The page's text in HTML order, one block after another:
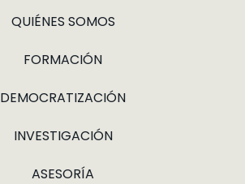
QUIÉNES SOMOS
FORMACIÓN
DEMOCRATIZACIÓN
INVESTIGACIÓN
ASESORÍA